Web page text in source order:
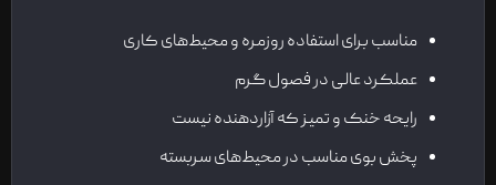
ساعت
قوی بسیار قوی
مناسب
بهار و تابستان چهار فصل
مناسب برای استفاده روزمره و محیط‌های کاری
عملکرد عالی در فصول گرم
رایحه خنک و تمیز که آزاردهنده نیست
پخش بوی مناسب در محیط‌های سربسته